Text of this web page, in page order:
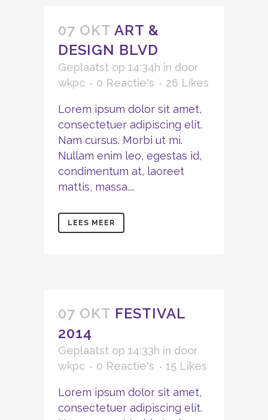
07 OKT ART &
DESIGN BLVD
Geplaatst op 14:34h in door
wkpc
0 Reactie's 26 Likes
Lorem ipsum dolor sit amet,
consectetuer adipiscing elit.
Nam cursus. Morbi ut mi.
Nullam enim leo, egestas id,
condimentum at, laoreet
mattis, massa....
LEES MEER
07 OKT FESTIVAL
2014
Geplaatst op 14:33h in door
wkpc
0 Reactie's 15 Likes
Lorem ipsum dolor sit amet,
consectetuer adipiscing elit.